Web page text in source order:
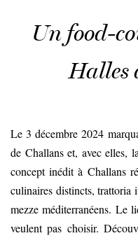
Un food-
Halles
Le 3 décembre 2024
de Challans et, avec elles,
concept inédit à Challans
culinaires distincts, trattoria
mezze méditerranéens. Le
veulent pas choisir.